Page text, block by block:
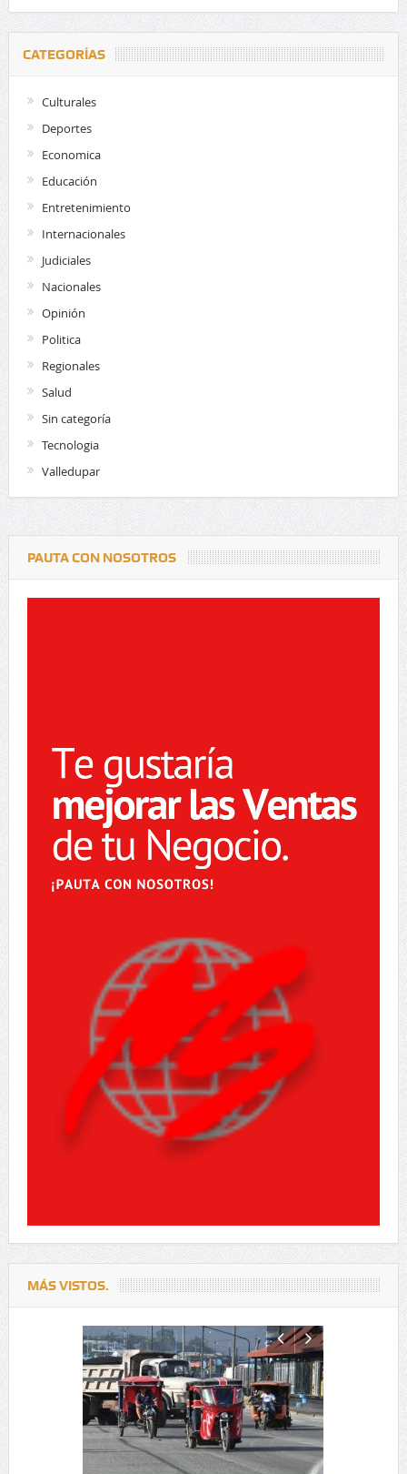
CATEGORÍAS
Culturales
Deportes
Economica
Educación
Entretenimiento
Internacionales
Judiciales
Nacionales
Opinión
Politica
Regionales
Salud
Sin categoría
Tecnologia
Valledupar
PAUTA CON NOSOTROS
MÁS VISTOS.